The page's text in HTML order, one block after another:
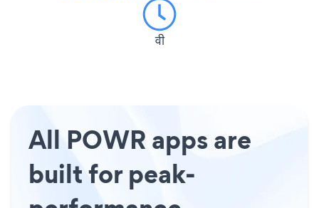
वी
All POWR apps are
built for peak-